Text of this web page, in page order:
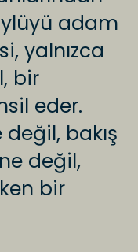
adam
yalnızca
bir
eder.
bakış
değil,
bir